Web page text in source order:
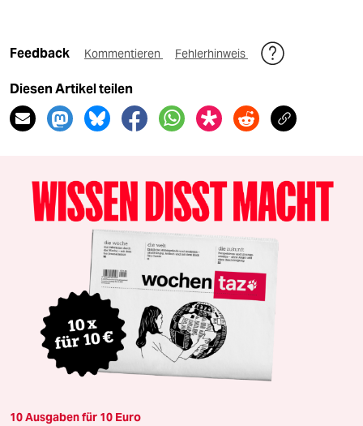
Feedback Kommentieren Fehlerhinweis
Diesen Artikel teilen
10 Ausgaben für 10 Euro